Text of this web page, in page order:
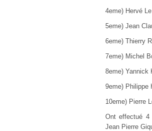
4eme) Hervé
5eme) Jean
6eme) Thierry
7eme) Michel
8eme) Yannick
9eme) Philippe
10eme) Pierre
Ont effectué 4
Jean Pierre